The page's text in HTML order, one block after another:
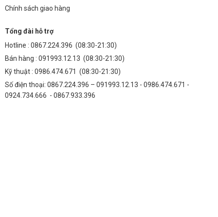
Chính sách giao hàng
Tổng đài hỗ trợ
Hotline : 0867.224.396 (08:30-21:30)
Bán hàng : 091993.12.13 (08:30-21:30)
Kỹ thuật : 0986.474.671 (08:30-21:30)
Số điện thoại: 0867.224.396 – 091993.12.13 - 0986.474.671 -
0924.734.666 - 0867.933.396